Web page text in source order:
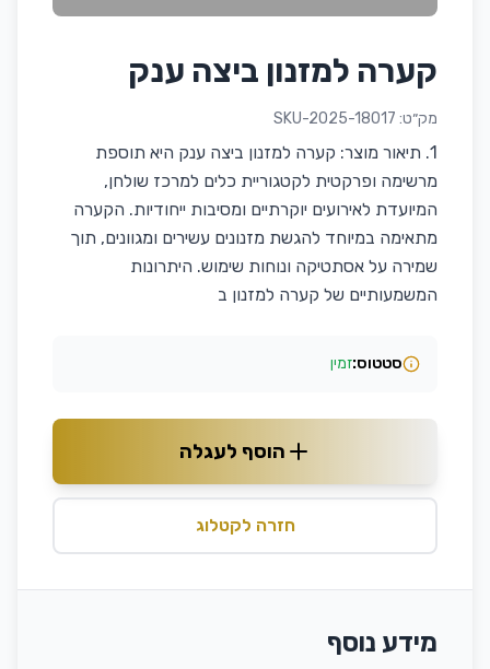
קערה למזנון ביצה ענק
מק״ט: SKU-2025-18017
1. תיאור מוצר: קערה למזנון ביצה ענק היא תוספת
מרשימה ופרקטית לקטגוריית כלים למרכז שולחן,
המיועדת לאירועים יוקרתיים ומסיבות ייחודיות. הקערה
מתאימה במיוחד להגשת מזנונים עשירים ומגוונים, תוך
שמירה על אסתטיקה ונוחות שימוש. היתרונות
המשמעותיים של קערה למזנון ב
סטטוס:זמין
הוסף לעגלה
חזרה לקטלוג
מידע נוסף